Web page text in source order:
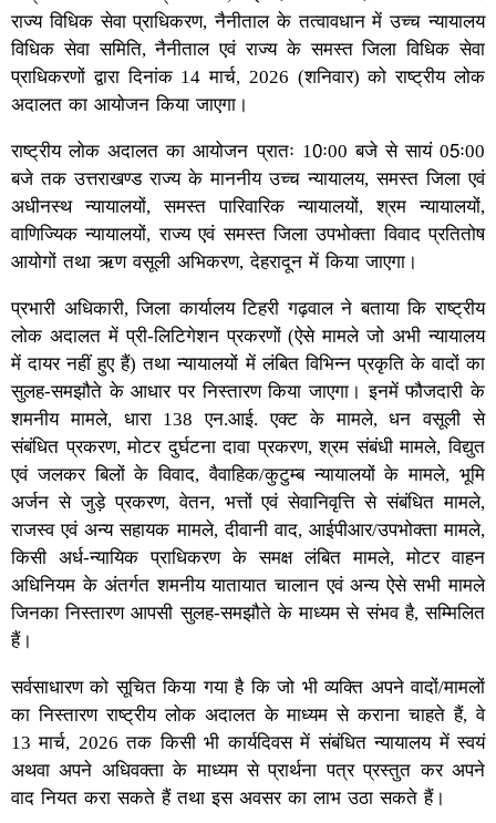
राज्य विधिक सेवा प्राधिकरण, नैनीताल के तत्वावधान में उच्च न्यायालय
विधिक सेवा समिति, नैनीताल एवं राज्य के समस्त जिला विधिक सेवा
प्राधिकरणों द्वारा दिनांक 14 मार्च, 2026 (शनिवार) को राष्ट्रीय लोक
अदालत का आयोजन किया जाएगा।
राष्ट्रीय लोक अदालत का आयोजन प्रातः 10ः00 बजे से सायं 05ः00
बजे तक उत्तराखण्ड राज्य के माननीय उच्च न्यायालय, समस्त जिला एवं
अधीनस्थ न्यायालयों, समस्त पारिवारिक न्यायालयों, श्रम न्यायालयों,
वाणिज्यिक न्यायालयों, राज्य एवं समस्त जिला उपभोक्ता विवाद प्रतितोष
आयोगों तथा ऋण वसूली अभिकरण, देहरादून में किया जाएगा।
प्रभारी अधिकारी, जिला कार्यालय टिहरी गढ़वाल ने बताया कि राष्ट्रीय
लोक अदालत में प्री-लिटिगेशन प्रकरणों (ऐसे मामले जो अभी न्यायालय
में दायर नहीं हुए हैं) तथा न्यायालयों में लंबित विभिन्न प्रकृति के वादों का
सुलह-समझौते के आधार पर निस्तारण किया जाएगा। इनमें फौजदारी के
शमनीय मामले, धारा 138 एन.आई. एक्ट के मामले, धन वसूली से
संबंधित प्रकरण, मोटर दुर्घटना दावा प्रकरण, श्रम संबंधी मामले, विद्युत
एवं जलकर बिलों के विवाद, वैवाहिक/कुटुम्ब न्यायालयों के मामले, भूमि
अर्जन से जुड़े प्रकरण, वेतन, भत्तों एवं सेवानिवृत्ति से संबंधित मामले,
राजस्व एवं अन्य सहायक मामले, दीवानी वाद, आईपीआर/उपभोक्ता मामले,
किसी अर्ध-न्यायिक प्राधिकरण के समक्ष लंबित मामले, मोटर वाहन
अधिनियम के अंतर्गत शमनीय यातायात चालान एवं अन्य ऐसे सभी मामले
जिनका निस्तारण आपसी सुलह-समझौते के माध्यम से संभव है, सम्मिलित
हैं।
सर्वसाधारण को सूचित किया गया है कि जो भी व्यक्ति अपने वादों/मामलों
का निस्तारण राष्ट्रीय लोक अदालत के माध्यम से कराना चाहते हैं, वे
13 मार्च, 2026 तक किसी भी कार्यदिवस में संबंधित न्यायालय में स्वयं
अथवा अपने अधिवक्ता के माध्यम से प्रार्थना पत्र प्रस्तुत कर अपने
वाद नियत करा सकते हैं तथा इस अवसर का लाभ उठा सकते हैं।